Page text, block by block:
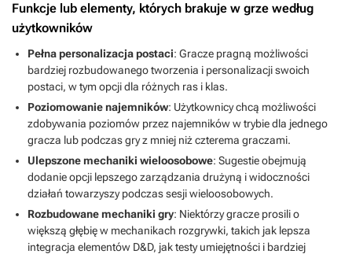
Funkcje lub elementy, których brakuje w grze według
użytkowników
Pełna personalizacja postaci: Gracze pragną możliwości
bardziej rozbudowanego tworzenia i personalizacji swoich
postaci, w tym opcji dla różnych ras i klas.
Poziomowanie najemników: Użytkownicy chcą możliwości
zdobywania poziomów przez najemników w trybie dla jednego
gracza lub podczas gry z mniej niż czterema graczami.
Ulepszone mechaniki wieloosobowe: Sugestie obejmują
dodanie opcji lepszego zarządzania drużyną i widoczności
działań towarzyszy podczas sesji wieloosobowych.
Rozbudowane mechaniki gry: Niektórzy gracze prosili o
większą głębię w mechanikach rozgrywki, takich jak lepsza
integracja elementów D&D, jak testy umiejętności i bardziej